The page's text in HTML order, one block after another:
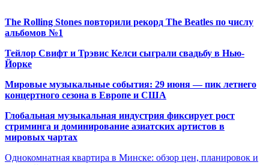
The Rolling Stones повторили рекорд The Beatles по числу
альбомов №1
Тейлор Свифт и Трэвис Келси сыграли свадьбу в Нью-
Йорке
Мировые музыкальные события: 29 июня — пик летнего
концертного сезона в Европе и США
Глобальная музыкальная индустрия фиксирует рост
стриминга и доминирование азиатских артистов в
мировых чартах
Однокомнатная квартира в Минске: обзор цен, планировок и